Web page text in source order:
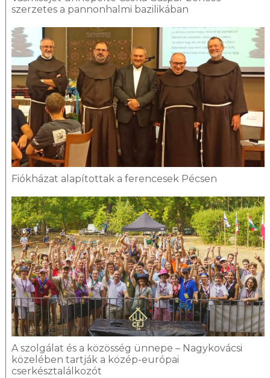
szerzetes a pannonhalmi bazilikában
Fiókházat alapítottak a ferencesek Pécsen
A szolgálat és a közösség ünnepe – Nagykovácsi
közelében tartják a közép-európai
cserkésztalálkozót